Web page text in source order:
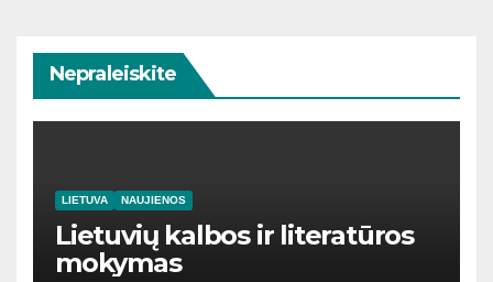
Nepraleiskite
LIETUVA NAUJIENOS
Lietuvių kalbos ir literatūros
mokymas